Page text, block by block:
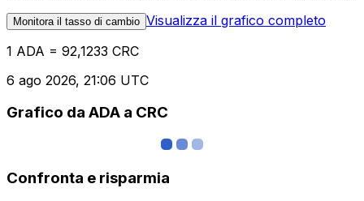
Monitora il tasso di cambio Visualizza il grafico completo
1 ADA = 92,1233 CRC
6 ago 2026, 21:06 UTC
Grafico da ADA a CRC
Confronta e risparmia